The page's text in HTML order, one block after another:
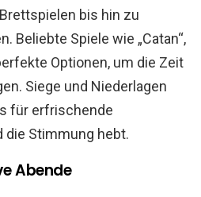
bis hin zu
Beliebte Spiele wie „Catan“,
Optionen, um die Zeit
Siege und Niederlagen
für erfrischende
die Stimmung hebt.
Abende